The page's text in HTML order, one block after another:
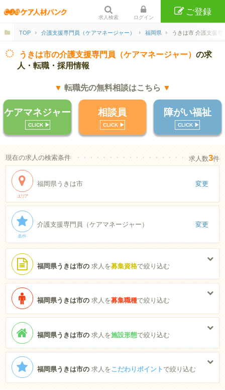
求人検索 ログイン
ご登録
TOP 介護支援専門員（ケアマネージャー） 福岡県 うきは市 介護支援
うきは市の介護支援専門員（ケアマネージャー）の求
人・転職・採用情報
▼ 転職先の無料相談はこちら ▼
ケアマネジャー
CLICK ▶︎
相談員
CLICK ▶︎
障がい福祉
CLICK ▶︎
現在の求人の検索条件 ・・・・・・・・・・・・・・・・・・・・・・
求人数3件
エリア
福岡県うきは市 変更
条件
介護支援専門員（ケアマネージャー） 変更
福岡県うきは市の求人を募集資格で絞り込む
福岡県うきは市の求人を募集職種で絞り込む
福岡県うきは市の求人を施設形態で絞り込む
福岡県うきは市の求人をこだわりポイント で絞り込む